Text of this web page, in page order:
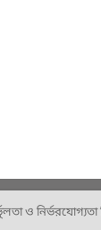
ও নির্ভরযোগ্যতা